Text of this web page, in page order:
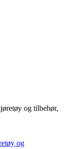
og tilbehør,
og